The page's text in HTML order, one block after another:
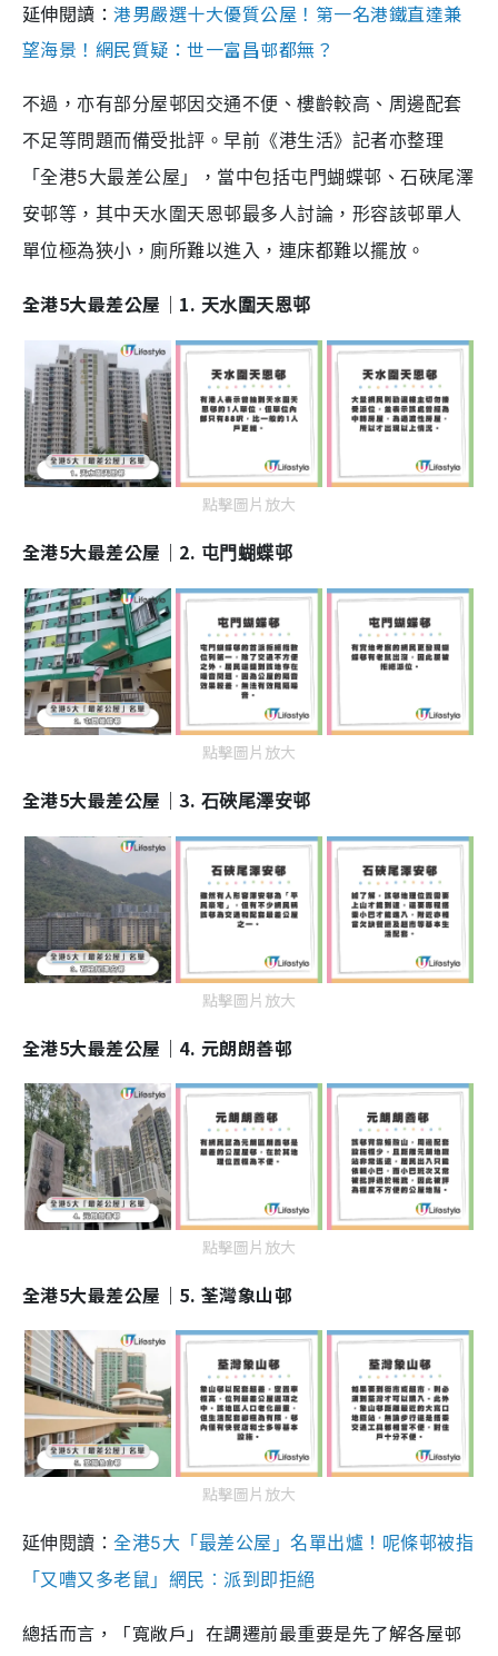
延伸閱讀：港男嚴選十大優質公屋！第一名港鐵直達兼
望海景！網民質疑：世一富昌邨都無？
不過，亦有部分屋邨因交通不便、樓齡較高、周邊配套
不足等問題而備受批評。早前《港生活》記者亦整理
「全港5大最差公屋」，當中包括屯門蝴蝶邨、石硤尾澤
安邨等，其中天水圍天恩邨最多人討論，形容該邨單人
單位極為狹小，廁所難以進入，連床都難以擺放。
全港5大最差公屋｜1. 天水圍天恩邨
點擊圖片放大
全港5大最差公屋｜2. 屯門蝴蝶邨
點擊圖片放大
全港5大最差公屋｜3. 石硤尾澤安邨
點擊圖片放大
全港5大最差公屋｜4. 元朗朗善邨
點擊圖片放大
全港5大最差公屋｜5. 荃灣象山邨
點擊圖片放大
延伸閱讀：全港5大「最差公屋」名單出爐！呢條邨被指
「又嘈又多老鼠」網民︰派到即拒絕
總括而言，「寬敞戶」在調遷前最重要是先了解各屋邨